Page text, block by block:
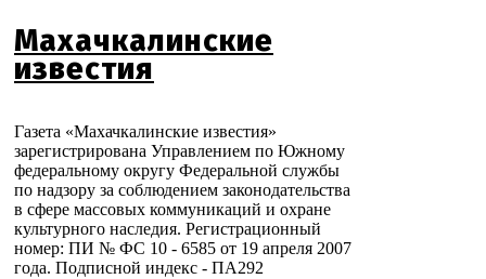
Махачкалинские
известия
Газета «Махачкалинские известия»
зарегистрирована Управлением по Южному
федеральному округу Федеральной службы
по надзору за соблюдением законодательства
в сфере массовых коммуникаций и охране
культурного наследия. Регистрационный
номер: ПИ № ФС 10 - 6585 от 19 апреля 2007
года. Подписной индекс - ПА292